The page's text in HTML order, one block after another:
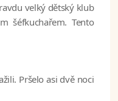
velký dětský klub
šéfkuchařem. Tento
Pršelo asi dvě noci